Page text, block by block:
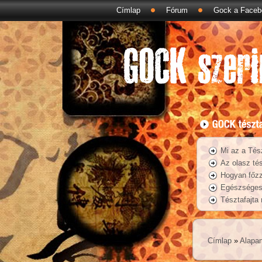
Címlap Fórum Gock a
Mi az a
Az olasz
Hogyan
Tésztafajta
Címlap »